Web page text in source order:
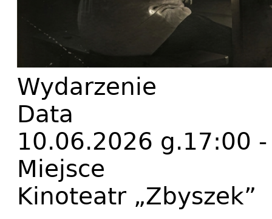
Wydarzenie
Data
10.06.2026 g.17:00
Miejsce
Kinoteatr „Zbyszek”